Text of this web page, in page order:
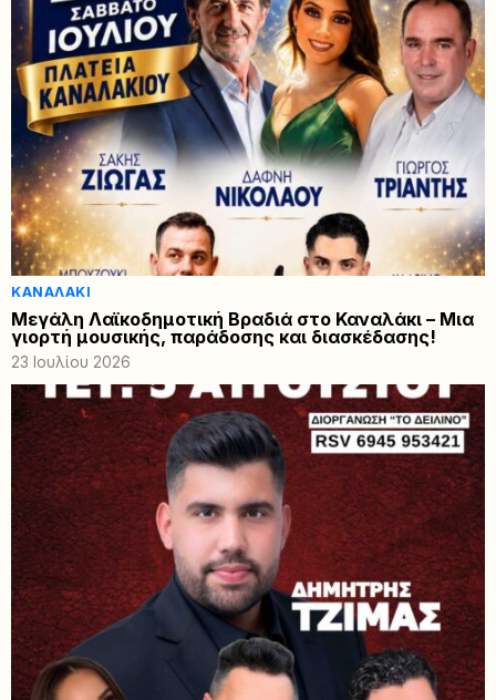
ΚΑΝΑΛΆΚΙ
Μεγάλη Λαϊκοδημοτική Βραδιά στο Καναλάκι – Μια
γιορτή μουσικής, παράδοσης και διασκέδασης!
23 Ιουλίου 2026